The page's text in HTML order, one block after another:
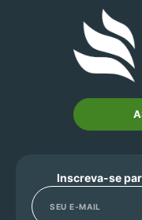
Inscreva-se